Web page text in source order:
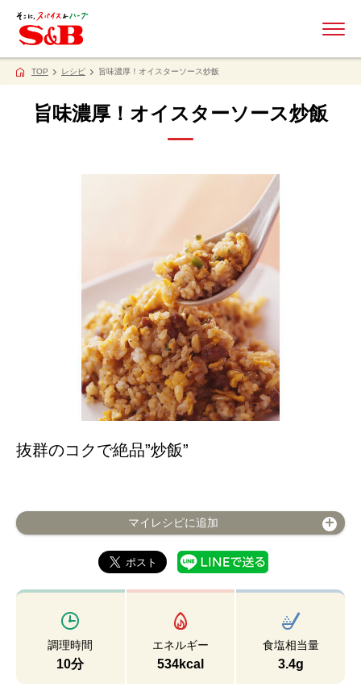
TOP レシピ 旨味濃厚！オイスターソース炒飯
旨味濃厚！オイスターソース炒飯
抜群のコクで絶品”炒飯”
マイレシピに追加
調理時間
10分
エネルギー
534kcal
食塩相当量
3.4g